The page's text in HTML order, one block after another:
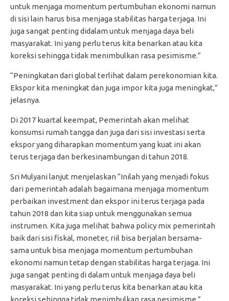
untuk menjaga momentum pertumbuhan ekonomi namun
di sisi lain harus bisa menjaga stabilitas harga terjaga. Ini
juga sangat penting didalam untuk menjaga daya beli
masyarakat. Ini yang perlu terus kita benarkan atau kita
koreksi sehingga tidak menimbulkan rasa pesimisme.”
“Peningkatan dari global terlihat dalam perekonomian kita.
Ekspor kita meningkat dan juga impor kita juga meningkat,”
jelasnya.
Di 2017 kuartal keempat, Pemerintah akan melihat
konsumsi rumah tangga dan juga dari sisi investasi serta
ekspor yang diharapkan momentum yang kuat ini akan
terus terjaga dan berkesinambungan di tahun 2018.
Sri Mulyani lanjut menjelaskan “Inilah yang menjadi fokus
dari pemerintah adalah bagaimana menjaga momentum
perbaikan investment dan ekspor ini terus terjaga pada
tahun 2018 dan kita siap untuk menggunakan semua
instrumen. Kita juga melihat bahwa policy mix pemerintah
baik dari sisi fiskal, moneter, riil bisa berjalan bersama-
sama untuk bisa menjaga momentum pertumbuhan
ekonomi namun tetap dengan stabilitas harga terjaga. Ini
juga sangat penting di dalam untuk menjaga daya beli
masyarakat. Ini yang perlu terus kita benarkan atau kita
koreksi sehingga tidak menimbulkan rasa pesimisme.”